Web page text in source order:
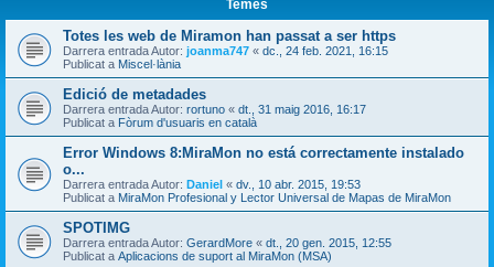
Temes
Totes les web de Miramon han passat a ser https
Darrera entrada Autor: joanma747 « dc., 24 feb. 2021, 16:15
Publicat a Miscel·lània
Edició de metadades
Darrera entrada Autor: rortuno « dt., 31 maig 2016, 16:17
Publicat a Fòrum d'usuaris en català
Error Windows 8:MiraMon no está correctamente instalado
o...
Darrera entrada Autor: Daniel « dv., 10 abr. 2015, 19:53
Publicat a MiraMon Profesional y Lector Universal de Mapas de MiraMon
SPOTIMG
Darrera entrada Autor: GerardMore « dt., 20 gen. 2015, 12:55
Publicat a Aplicacions de suport al MiraMon (MSA)